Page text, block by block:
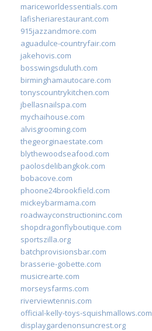
mariceworldessentials.com
lafisheriarestaurant.com
915jazzandmore.com
aguadulce-countryfair.com
jakehovis.com
bosswingsduluth.com
birminghamautocare.com
tonyscountrykitchen.com
jbellasnailspa.com
mychaihouse.com
alvisgrooming.com
thegeorginaestate.com
blythewoodseafood.com
paolosdelibangkok.com
bobacove.com
phoone24brookfield.com
mickeybarmama.com
roadwayconstructioninc.com
shopdragonflyboutique.com
sportszilla.org
batchprovisionsbar.com
brasserie-gobette.com
musicrearte.com
morseysfarms.com
riverviewtennis.com
official-kelly-toys-squishmallows.com
displaygardenonsuncrest.org